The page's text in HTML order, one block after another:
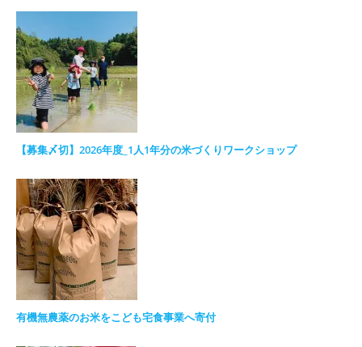
【募集〆切】2026年度_1人1年分の米づくりワークショップ
有機無農薬のお米をこども宅食事業へ寄付